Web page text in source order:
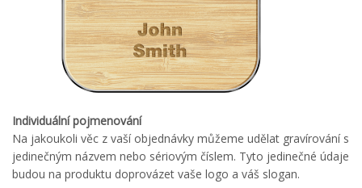
Individuální pojmenování
Na jakoukoli věc z vaší objednávky můžeme udělat gravírování s
jedinečným názvem nebo sériovým číslem. Tyto jedinečné údaje
budou na produktu doprovázet vaše logo a váš slogan.